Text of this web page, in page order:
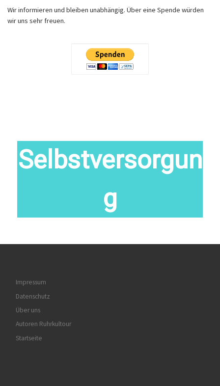
Wir informieren und bleiben unabhängig. Über eine Spende würden
wir uns sehr freuen.
Selbstversorgun
g
Impressum
Datenschutz
Über uns
Autoren Ruhrkultour
Startseite